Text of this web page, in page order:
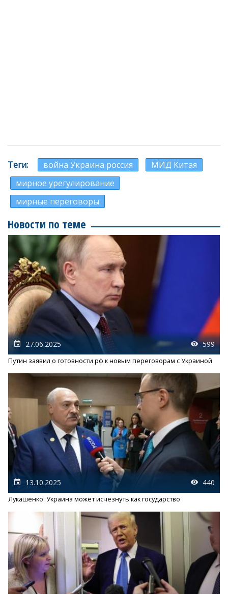
Теги война Украина россия
МИД Китая
мирное урегулирование
мирные переговоры
Новости по теме
27.06.2025 599
Путин заявил о готовности рф к новым переговорам с Украиной
13.10.2025 440
Лукашенко: Украина может исчезнуть как государство